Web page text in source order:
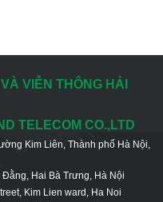
VIỄN THÔNG HẢI
TELECOM CO.,LTD
Kim Liên, Thành phố Hà Nội,
Đằng, Hai Bà Trưng, Hà Nội
Kim Lien ward, Ha Noi